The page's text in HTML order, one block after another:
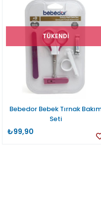
TÜKENDI
Bebedor Bebek Tırnak
Seti
₺99,90